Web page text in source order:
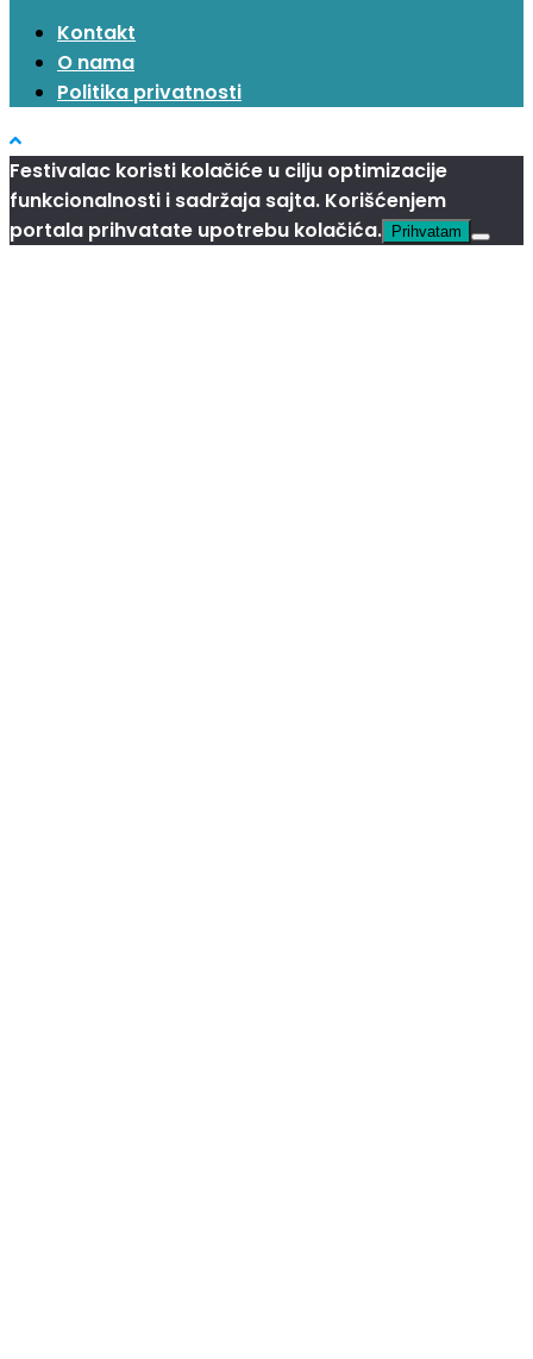
Kontakt
O nama
Politika privatnosti
Festivalac koristi kolačiće u cilju optimizacije
funkcionalnosti i sadržaja sajta. Korišćenjem
portala prihvatate upotrebu kolačića.
Prihvatam